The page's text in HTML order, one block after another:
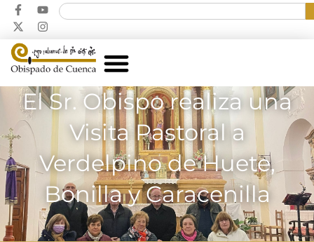
El Sr. Obispo realiza una
Visita Pastoral a
Verdelpino de Huete,
Bonilla y Caracenilla